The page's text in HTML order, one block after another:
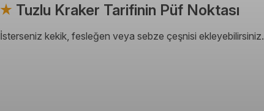
Tuzlu Kraker Tarifinin Püf Noktası
İsterseniz kekik, fesleğen veya sebze çeşnisi ekleyebilirsiniz.